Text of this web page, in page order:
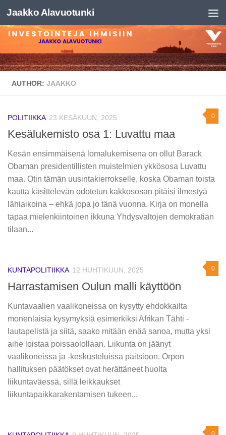
Skip to content
Jaakko Alavuotunki
AUTHOR: JAAKKO
0
POLITIIKKA 23 KESÄKUUN, 2025
Kesälukemisto osa 1: Luvattu maa
Kesän ensimmäisenä lomalukemisena on ollut Barack
Obaman presidentillisten muistelmien ykkösosa Luvattu
maa. Otin tämän uusintakierrokselle, koska Obaman toista
kautta käsittelevän odotetun kakkososan pitäisi ilmestyä
lähiaikoina – ehkä jopa jo tänä vuonna. Kirja on monella
tapaa mielenkiintoinen ikkuna Yhdysvaltojen demokratian
tilaan...
0
KUNTAPOLITIIKKA 12 HUHTIKUUN, 2025
Harrastamisen Oulun malli käyttöön
Kuntavaalien vaalikoneissa on kysytty ehdokkailta
monenlaisia kysymyksiä esimerkiksi Afrikan Tähti -
lautapelistä ja siitä, saako mitään enää sanoa, mutta yksi
aihe loistaa poissaolollaan. Liikunta on jäänyt
vaalikoneissa ja -keskusteluissa paitsioon. Orpon
hallituksen päätökset ovat herättäneet huolta
liikuntaväessä, sillä leikkaukset
liikuntapaikkarakentamisen tukeen...